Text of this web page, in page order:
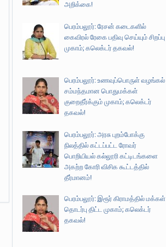
அறிக்கை!
பெரம்பலூர்: ரேசன் கடைகளில்
கைவிரல் ரேகை பதிவு செய்யும் சிறப்பு
முகாம்; கலெக்டர் தகவல்!
பெரம்பலூர்: உணவுப்பொருள் வழங்கல்
சம்மந்தமான பொதுமக்கள்
குறைதீர்க்கும் முகாம்; கலெக்டர்
தகவல்!
பெரம்பலூர்: அரசு புறம்போக்கு
நிலத்தில் கட்டப்பட்ட ரோவர்
பொறியியல் கல்லூரி கட்டிடங்களை
அகற்ற கோரி விசிக கூட்டத்தில்
தீர்மானம்!
பெரம்பலூர்: இரூர் கிராமத்தில் மக்கள்
தொடர்பு திட்ட முகாம்; கலெக்டர்
தகவல்!